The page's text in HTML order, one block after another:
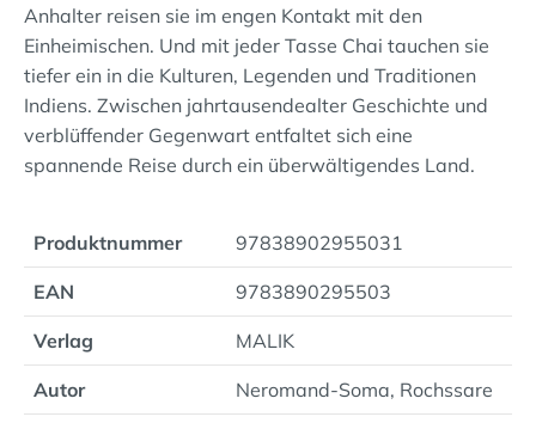
Anhalter reisen sie im engen Kontakt mit den
Einheimischen. Und mit jeder Tasse Chai tauchen sie
tiefer ein in die Kulturen, Legenden und Traditionen
Indiens. Zwischen jahrtausendealter Geschichte und
verblüffender Gegenwart entfaltet sich eine
spannende Reise durch ein überwältigendes Land.
Produktnummer 97838902955031
EAN 9783890295503
Verlag MALIK
Autor Neromand-Soma, Rochssare